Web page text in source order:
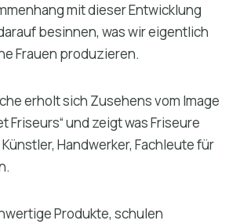
mit dieser Entwicklung
besinnen, was wir eigentlich
Frauen produzieren.
erholt sich Zusehens vom Image
Friseurs“ und zeigt was Friseure
Handwerker, Fachleute für
Produkte, schulen